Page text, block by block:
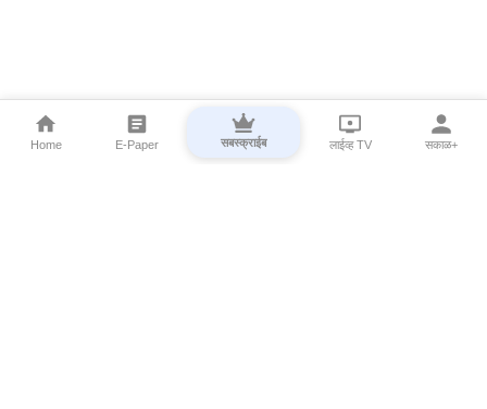
Home E-Paper सबस्क्राईब लाईव्ह TV सकाळ+